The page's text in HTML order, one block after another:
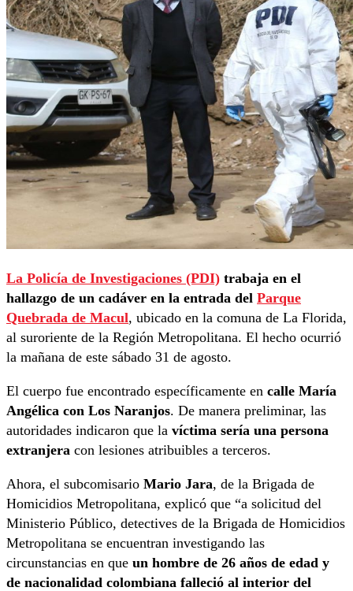
La Policía de Investigaciones (PDI) trabaja en el
hallazgo de un cadáver en la entrada del Parque
Quebrada de Macul, ubicado en la comuna de La Florida,
al suroriente de la Región Metropolitana. El hecho ocurrió
la mañana de este sábado 31 de agosto.
El cuerpo fue encontrado específicamente en calle María
Angélica con Los Naranjos. De manera preliminar, las
autoridades indicaron que la víctima sería una persona
extranjera con lesiones atribuibles a terceros.
Ahora, el subcomisario Mario Jara, de la Brigada de
Homicidios Metropolitana, explicó que “a solicitud del
Ministerio Público, detectives de la Brigada de Homicidios
Metropolitana se encuentran investigando las
circunstancias en que un hombre de 26 años de edad y
de nacionalidad colombiana falleció al interior del